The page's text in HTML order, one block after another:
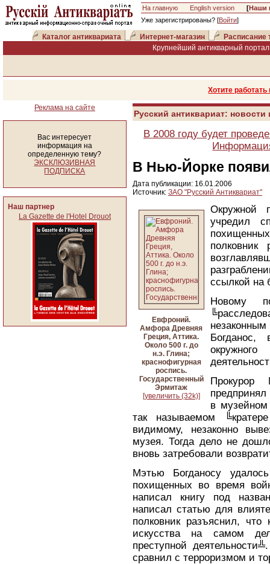
На главную English version [Наши
Уже зарегистрированы? [Войти]
Каталог антиквариата Интернет-магазин
Расписание
Крупнейший антикварный
Хотите
Реклама на сайте
Вас интересует
информация на
определенную тему?
ЭКСКЛЮЗИВНАЯ
ПОДПИСКА
Наш партнер
La Gazette de l'Hotel Drouot
Русский антиквариат:
В 2008 году будет
В Нью-Йорке
Дата публикации: 16.01.2006
Источник: ЗАО "Русский Антиквариат"
Евфроний.
Амфора Древняя
Греция, Аттика.
Около 500 г. до
н.э. Глина;
краснофигурная
роспись.
Государственный
Эрмитаж
[увеличить (32k)]
Окружной
учредил
похищенных
ссылкой на
Новому
в
так называемом
видимому, незаконно
музея. Тогда дело не
вновь затребовали
Мэтью Богданосу
похищенных во время
написал книгу под
написал статью для
полковник разъяснил,
искусства на самом
преступной
сравнил с терроризмом и